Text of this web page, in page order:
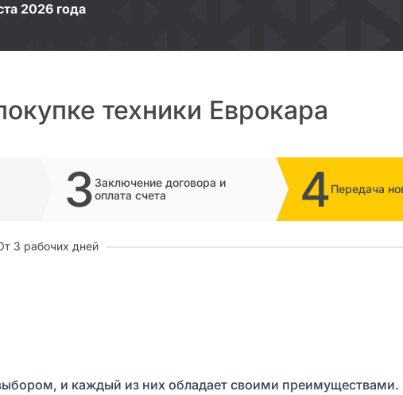
2026 года
техники Еврокара
3 Заключение договора и
оплата счета
4Передача
3 рабочих дней
и каждый из них обладает своими преимуществами.